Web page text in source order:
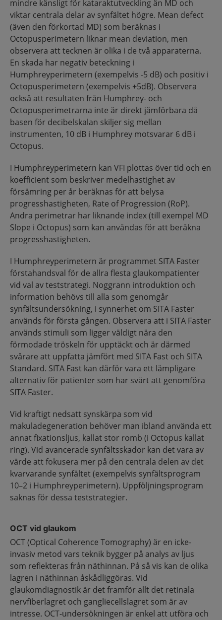
mindre känsligt för kataraktutveckling än MD och
viktar centrala delar av synfältet högre. Mean defect
(även den förkortad MD) som beräknas i
Octopusperimetern liknar mean deviation, men
observera att tecknen är olika i de två apparaterna.
En skada har negativ beteckning i
Humphreyperimetern (exempelvis -5 dB) och positiv i
Octopusperimetern (exempelvis +5dB). Observera
också att resultaten från Humphrey- och
Octopusperimetrarna inte är direkt jämförbara då
basen för decibelskalan skiljer sig mellan
instrumenten, 10 dB i Humphrey motsvarar 6 dB i
Octopus.
I Humphreyperimetern kan VFI plottas över tid och en
koefficient som beskriver medelhastighet av
försämring per år beräknas för att belysa
progresshastigheten, Rate of Progression (RoP).
Andra perimetrar har liknande index (till exempel MD
Slope i Octopus) som kan användas för att beräkna
progresshastigheten.
I Humphreyperimetern är programmet SITA Faster
förstahandsval för de allra flesta glaukompatienter
vid val av teststrategi. Noggrann introduktion och
information behövs till alla som genomgår
synfältsundersökning, i synnerhet om SITA Faster
används för första gången. Observera att i SITA Faster
används stimuli som ligger väldigt nära den
förmodade tröskeln för upptäckt och är därmed
svårare att uppfatta jämfört med SITA Fast och SITA
Standard. SITA Fast kan därför vara ett lämpligare
alternativ för patienter som har svårt att genomföra
SITA Faster.
Vid kraftigt nedsatt synskärpa som vid
makuladegeneration behöver man ibland använda ett
annat fixationsljus, kallat stor romb (i Octopus kallat
ring). Vid avancerade synfältsskador kan det vara av
värde att fokusera mer på den centrala delen av det
kvarvarande synfältet (exempelvis synfältsprogram
10–2 i Humphreyperimetern). Uppföljningsprogram
saknas för dessa teststrategier.
OCT vid glaukom
OCT (Optical Coherence Tomography) är en icke-
invasiv metod vars teknik bygger på analys av ljus
som reflekteras från näthinnan. På så vis kan de olika
lagren i näthinnan åskådliggöras. Vid
glaukomdiagnostik är det framför allt det retinala
nervfiberlagret och gangliecellslagret som är av
intresse. OCT-undersökningen är enkel att utföra och